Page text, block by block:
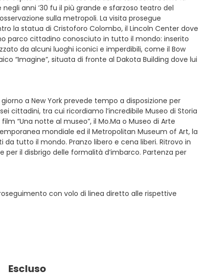
anni ’30 fu il più grande e sfarzoso teatro del
sulla metropoli. La visita prosegue
la statua di Cristoforo Colombo, il Lincoln Center dove
parco cittadino conosciuto in tutto il mondo: inserito
da alcuni luoghi iconici e imperdibili, come il Bow
“Imagine”, situata di fronte al Dakota Building dove lui
a New York prevede tempo a disposizione per
cittadini, tra cui ricordiamo l’incredibile Museo di Storia
“Una notte al museo”, il Mo.Ma o Museo di Arte
mondiale ed il Metropolitan Museum of Art, la
tutto il mondo. Pranzo libero e cena liberi. Ritrovo in
il disbrigo delle formalità d’imbarco. Partenza per
con volo di linea diretto alle rispettive
Escluso